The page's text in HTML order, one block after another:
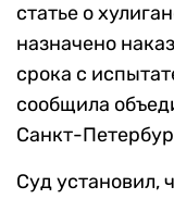
статье о
назначено
срока с
сообщила
Санкт-
Суд установил,